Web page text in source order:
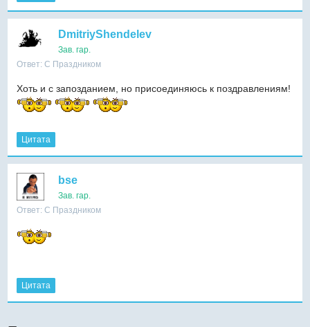
DmitriyShendelev
Зав. гар.
Ответ: С Праздником
Хоть и с запозданием, но присоединяюсь к поздравлениям!
Цитата
bse
Зав. гар.
Ответ: С Праздником
Цитата